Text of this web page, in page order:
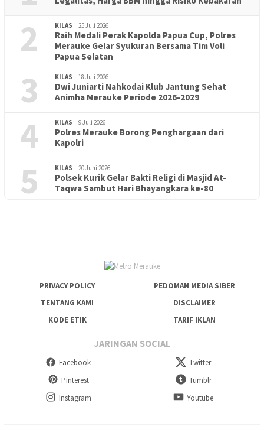
2 KILAS 25 Juli 2026
Raih Medali Perak Kapolda Papua Cup, Polres
Merauke Gelar Syukuran Bersama Tim Voli
Papua Selatan
3 KILAS 18 Juli 2026
Dwi Juniarti Nahkodai Klub Jantung Sehat
Animha Merauke Periode 2026-2029
4 KILAS 9 Juli 2026
Polres Merauke Borong Penghargaan dari
Kapolri
5 KILAS 20 Juni 2026
Polsek Kurik Gelar Bakti Religi di Masjid At-
Taqwa Sambut Hari Bhayangkara ke-80
PENDIDIKAN 18 Juni 2026
Lepas Puluhan Peserta Didik, TK Yapis 2 Merauke Siapkan
PRIVACY POLICY
PEDOMAN MEDIA SIBER
TENTANG KAMI
DISCLAIMER
KODE ETIK
TARIF IKLAN
JARINGAN SOCIAL
Facebook
Twitter
Pinterest
Tumblr
Instagram
Youtube